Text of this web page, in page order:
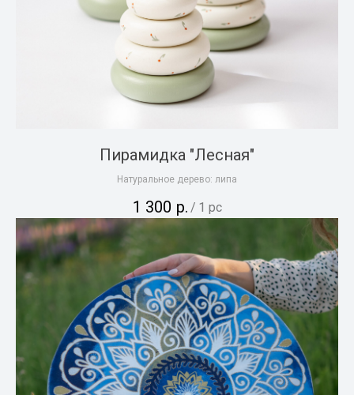
Пирамидка "Лесная"
Натуральное дерево: липа
1 300 р. / 1 pc